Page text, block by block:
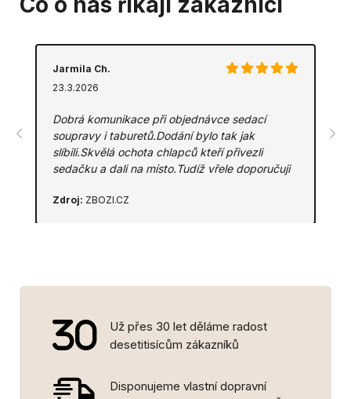
Jarmila Ch.
23.3.2026
Dobrá komunikace při objednávce sedací
soupravy i taburetů.Dodání bylo tak jak
slíbili.Skvělá ochota chlapců kteří přivezli
sedačku a dali na místo.Tudíž vřele doporučuji
Zdroj: ZBOZI.CZ
Už přes 30 let děláme radost
desetitisícům zákazníků
Disponujeme vlastní dopravní